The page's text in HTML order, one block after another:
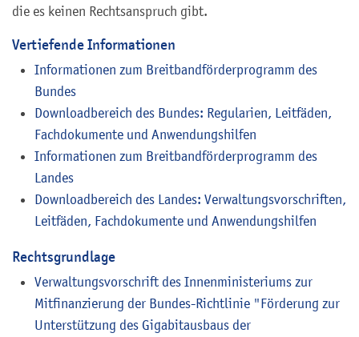
die es keinen Rechtsanspruch gibt.
Vertiefende Informationen
Informationen zum Breitbandförderprogramm des
Bundes
Downloadbereich des Bundes: Regularien, Leitfäden,
Fachdokumente und Anwendungshilfen
Informationen zum Breitbandförderprogramm des
Landes
Downloadbereich des Landes: Verwaltungsvorschriften,
Leitfäden, Fachdokumente und Anwendungshilfen
Rechtsgrundlage
Verwaltungsvorschrift des Innenministeriums zur
Mitfinanzierung der Bundes-Richtlinie "Förderung zur
Unterstützung des Gigabitausbaus der